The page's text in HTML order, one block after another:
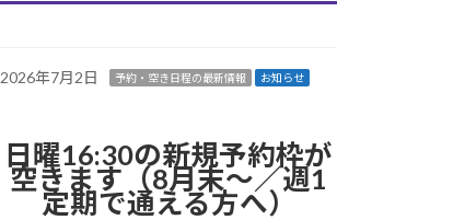
2026年7月2日 予約・空き日程の最新情報 お知らせ
日曜16:30の新規予約枠が
空きます（8月末〜／週1
定期で通える方へ）